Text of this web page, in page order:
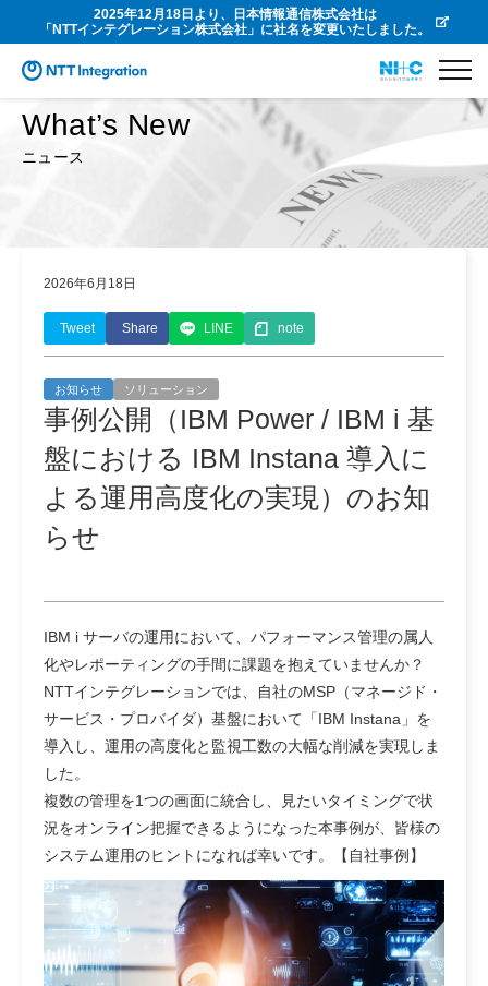
2025年12月18日より、日本情報通信株式会社は
「NTTインテグレーション株式会社」に社名を変更いたしました。
What’s New
ニュース
2026年6月18日
Tweet Share LINE note
お知らせ ソリューション
事例公開（IBM Power / IBM i 基
盤における IBM Instana 導入に
よる運用高度化の実現）のお知
らせ
IBM i サーバの運用において、パフォーマンス管理の属人
化やレポーティングの手間に課題を抱えていませんか？
NTTインテグレーションでは、自社のMSP（マネージド・
サービス・プロバイダ）基盤において「IBM Instana」を
導入し、運用の高度化と監視工数の大幅な削減を実現しま
した。
複数の管理を1つの画面に統合し、見たいタイミングで状
況をオンライン把握できるようになった本事例が、皆様の
システム運用のヒントになれば幸いです。【自社事例】